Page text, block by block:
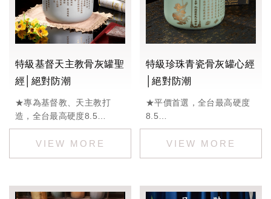
特級基督天主教骨灰罐聖
經│絕對防潮
★專為基督教、天主教打
造，全台最高硬度8.5
定價：32000
特級珍珠青瓷骨灰罐心經
│絕對防潮
★平價首選，全台最高硬度
8.5
定價：28000 ※可客製無經